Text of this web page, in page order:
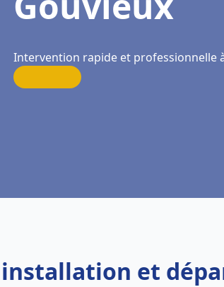
Intervention rapide et professionnelle
et